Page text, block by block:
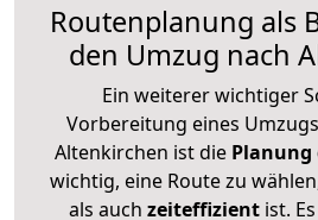
Routenplanung als
den Umzug nach
Ein weiterer wichtiger
Vorbereitung eines
Altenkirchen ist diePlanung
wichtig, eine Route zu
als auch zeiteffizientist.